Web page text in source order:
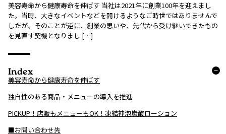
美容寿命から健康寿命を伸ばす 当社は2021年に創業100年を迎えまし
た。当時、大きなイベントなどを開けるようなご時世ではありませんで
したが、そのことが逆に、創業の思いや、先代から受け継いできたもの
を見直す契機となりまし […]
Index
美容寿命から健康寿命を伸ばす
独自性のある商品・メニューの導入を推進
PICKUP！店販もメニューもOK！凍結神泡炭酸ローション
■お問い合わせ先